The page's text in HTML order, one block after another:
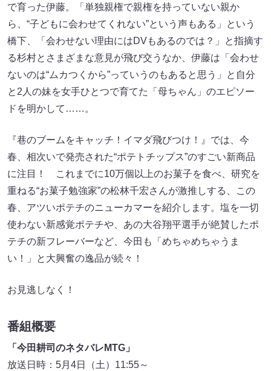
で育った伊藤。「単独親権で親権を持っていない親か
ら、“子どもに会わせてくれない”という声もある」という
橋下、「会わせない理由にはDVもあるのでは？」と指摘す
る杉村とさまざまな意見が飛び交うなか、伊藤は「会わせ
ないのは“ムカつくから”っていうのもあると思う」と自分
と2人の妹を女手ひとつで育てた「母ちゃん」のエピソー
ドを明かして……。
『巷のブームをキャッチ！イマダ飛びつけ！』では、今
春、相次いで発売された“ポテトチップス”のすごい新商品
に注目！ これまでに10万個以上のお菓子を食べ、研究を
重ねる“お菓子勉強家”の松林千宏さんが激推しする、この
春、アツいポテチのニューカマーを紹介します。塩を一切
使わない新感覚ポテチや、あの大谷翔平選手が絶賛したポ
テチの新フレーバーなど、今田も「めちゃめちゃうま
い！」と大興奮の逸品が続々！
お見逃しなく！
番組概要
「今田耕司のネタバレMTG」
放送日時：5月4日（土）11:55～